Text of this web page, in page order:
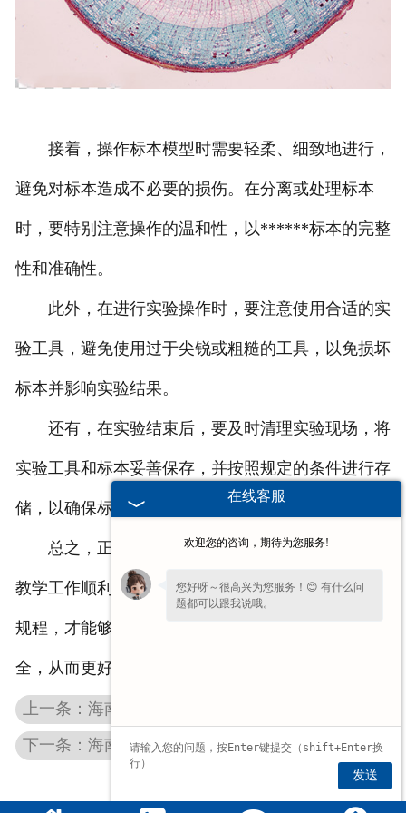
接着，操作标本模型时需要轻柔、细致地进行，
避免对标本造成不必要的损伤。在分离或处理标本
时，要特别注意操作的温和性，以******标本的完整
性和准确性。
此外，在进行实验操作时，要注意使用合适的实
验工具，避免使用过于尖锐或粗糙的工具，以免损坏
标本并影响实验结果。
还有，在实验结束后，要及时清理实验现场，将
实验工具和标本妥善保存，并按照规定的条件进行存
储，以确保标本的保存质量和延长使用寿命。
总之，正确的标本模型操作规程是******科研和
教学工作顺利进行的重要******。只有严格遵守操作
规程，才能够确保实验结果的准确性和实验人员的安
全，从而更好地为科学研究和教学实践提供支持。
下一条：海南生物切片是怎么制作的那么薄的
在线客服
欢迎您的咨询，期待为您服务!
您好呀～很高兴为您服务！😊 有什么问
题都可以跟我说哦。
发送